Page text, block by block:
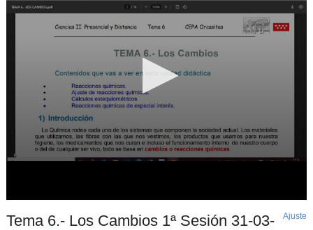
Tema 6.- Los Cambios 1ª Sesión 31-03-
Ajuste